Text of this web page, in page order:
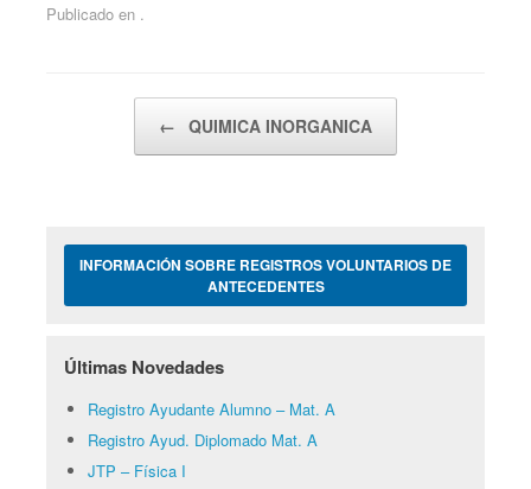
Publicado en .
← QUIMICA INORGANICA
INFORMACIÓN SOBRE REGISTROS VOLUNTARIOS DE
ANTECEDENTES
Últimas Novedades
Registro Ayudante Alumno – Mat. A
Registro Ayud. Diplomado Mat. A
JTP – Física I